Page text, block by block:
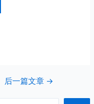
后一篇文章 →